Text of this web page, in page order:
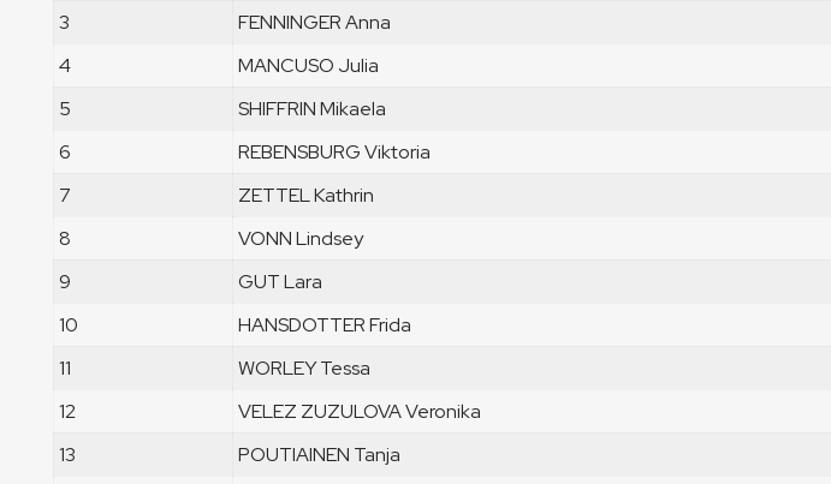
3 FENNINGER Anna
4
MANCUSO Julia
5
SHIFFRIN Mikaela
6
REBENSBURG Viktoria
7
ZETTEL Kathrin
8
VONN Lindsey
9
GUT Lara
10
HANSDOTTER Frida
11
WORLEY Tessa
12
VELEZ ZUZULOVA Veronika
13
POUTIAINEN Tanja